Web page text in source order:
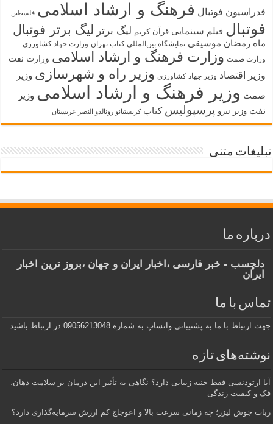
فدراسیون فوتبال فرهنگ و ارشاد اسلامی فلسطین
فوتبال فیلم سینمایی قرآن کریم لیگ برتر لیگ برتر فوتبال
ماه رمضان موسیقی نمایشگاه بین‌المللی کتاب تهران وزارت جهاد کشاورزی
وزارت صمت وزارت فرهنگ و ارشاد اسلامی وزارت نفت
وزیر اقتصاد وزیر جهاد کشاورزی وزیر راه و شهرسازی وزیر
صمت وزیر فرهنگ و ارشاد اسلامی وزیر
نفت وزیر نیرو پرسپولیس کتاب کریستیانو رونالدو النصر عربستان
تبلیغات متنی
درباره ما
دلچسب - خبر فارسی ،اخبار ایران و جهان ،بروز ترین اخبار
ایران
تماس با ما
جهت ارتباط با ما به پشتیبانی واتساپ به شماره 09056213048 در ارتباط باشید
نوشته‌های تازه
آیا ارتودنسی فقط جنبه زیبایی دارد؟ نگاهی به تأثیر این درمان بر سلامت دهان،
فک و کیفیت زندگی
ربات جوش لیزر؛ چه زمانی سرعت بالا و اعوجاج کم ارزش سرمایه‌گذاری دارد؟